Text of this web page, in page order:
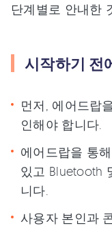
단계별로 안내한
시작하기 전
먼저, 에어드랍
인해야 합니다.
에어드랍을 통
있고 Bluetooth
니다.
사용자 본인과